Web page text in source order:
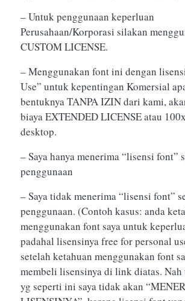
– Untuk penggunaan keperluan
Perusahaan/Korporasi silakan
CUSTOM LICENSE.
– Menggunakan font ini dengan
Use” untuk kepentingan Komersial
bentuknya TANPA IZIN dari kami,
biaya EXTENDED LICENSE atau
desktop.
– Saya hanya menerima “lisensi font”
penggunaan
– Saya tidak menerima “lisensi font”
penggunaan. (Contoh kasus: anda
menggunakan font saya untuk
padahal lisensinya free for personal
setelah ketahuan menggunakan font
membeli lisensinya di link diatas.
yg seperti ini saya tidak akan